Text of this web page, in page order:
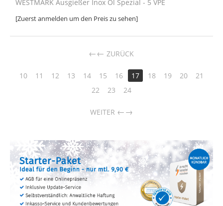
WESTMARK Ausgießer Inox Öl Spezial - 5 VPE
[Zuerst anmelden um den Preis zu sehen]
← ZURÜCK
10 11 12 13 14 15 16 17 18 19 20
21
22
23 24
WEITER →